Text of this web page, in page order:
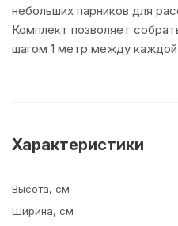
небольших парников для
Комплект позволяет
шагом 1 метр между каждой
Характеристики
Высота, см
Ширина, см